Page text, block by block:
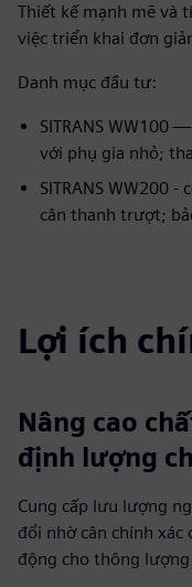
Thiết kế mạnh mẽ và
việc triển khai đơn
Danh mục đầu tư:
SITRANS WW100
với phụ gia nhỏ;
SITRANS WW200
cân thanh trượt;
Lợi ích
Nâng cao
định lượng
Cung cấp lưu lượng
đổi nhờ cân chính
động cho thông